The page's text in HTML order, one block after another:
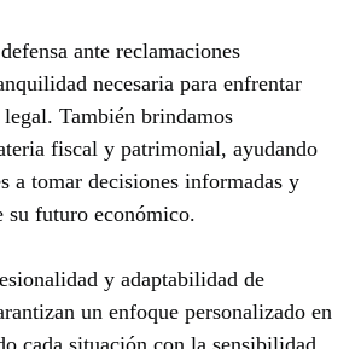
ante reclamaciones
necesaria para enfrentar
También brindamos
fiscal y patrimonial, ayudando
a tomar decisiones informadas y
su futuro económico.
y adaptabilidad de
un enfoque personalizado en